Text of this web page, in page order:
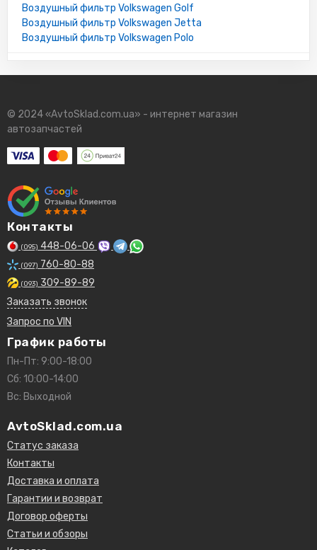
Воздушный фильтр Volkswagen Golf
Воздушный фильтр Volkswagen Jetta
Воздушный фильтр Volkswagen Polo
© 2024 «AvtoSklad.com.ua» - интернет магазин
автозапчастей
Контакты
(095) 448-06-06
(097) 760-80-88
(093) 309-89-89
Заказать звонок
Запрос по VIN
График работы
Пн-Пт: 9:00-18:00
Сб: 10:00-14:00
Вс: Выходной
AvtoSklad.com.ua
Статус заказа
Контакты
Доставка и оплата
Гарантии и возврат
Договор оферты
Статьи и обзоры